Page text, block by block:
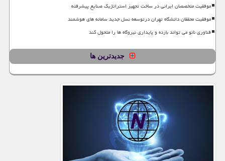
موفقیت متخصصان ایرانی در ساخت تجهیز استراتژیک صنایع پیشرفته
موفقیت محققان دانشگاه تهران درتوسعه نسل جدید سامانه های هوشمند
فناوری نانو می تواند بازده و پایداری نیروگاه ها را متحول کند
جدیدترین ها